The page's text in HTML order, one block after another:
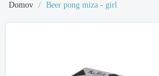
Domov Beer pong miza - girl